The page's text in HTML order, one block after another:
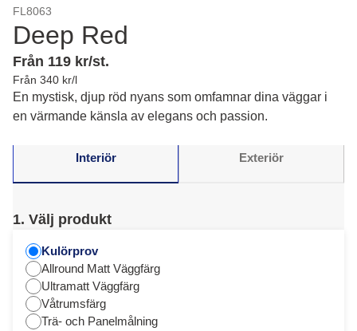
FL8063
Deep Red
Från 119 kr/st.
Från 340 kr/l
En mystisk, djup röd nyans som omfamnar dina väggar i
en värmande känsla av elegans och passion.
Interiör Exteriör
1. Välj produkt
Kulörprov
Allround Matt Väggfärg
Ultramatt Väggfärg
Våtrumsfärg
Trä- och Panelmålning